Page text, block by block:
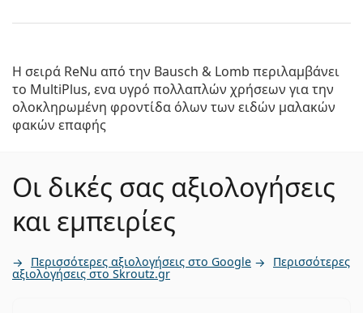
Η σειρά ReNu από την Bausch & Lomb περιλαμβάνει
το MultiPlus, ενα υγρό πολλαπλών χρήσεων για την
ολοκληρωμένη φροντίδα όλων των ειδών μαλακών
φακών επαφής
Οι δικές σας αξιολογήσεις
και εμπειρίες
Περισσότερες αξιολογήσεις στο Google Περισσότερες
αξιολογήσεις στο Skroutz.gr